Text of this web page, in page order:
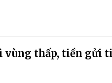
vùng thấp, tiền gửi